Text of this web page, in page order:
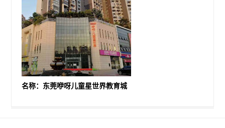
名称：东莞咿呀儿童星世界教育城